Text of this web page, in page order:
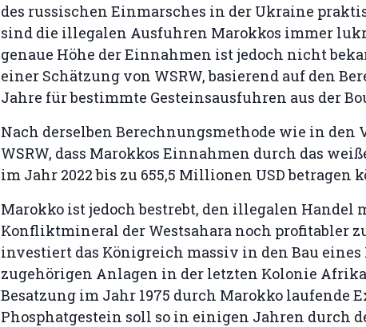
des russischen Einmarsches in der Ukraine
sind die illegalen Ausfuhren Marokkos immer
genaue Höhe der Einnahmen ist jedoch nicht
einer Schätzung von WSRW, basierend auf den
Jahre für bestimmte Gesteinsausfuhren aus der
Nach derselben Berechnungsmethode wie in den
WSRW, dass Marokkos Einnahmen durch das
im Jahr 2022 bis zu 655,5 Millionen USD betragen
Marokko ist jedoch bestrebt, den illegalen Handel
Konfliktmineral der Westsahara noch profitabler
investiert das Königreich massiv in den Bau
zugehörigen Anlagen in der letzten Kolonie
Besatzung im Jahr 1975 durch Marokko laufende
Phosphatgestein soll so in einigen Jahren durch